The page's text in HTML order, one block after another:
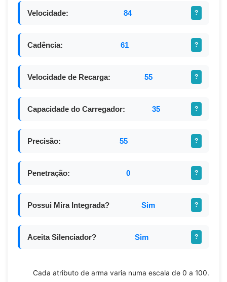
Velocidade: 84 ?
Cadência: 61 ?
Velocidade de Recarga: 55 ?
Capacidade do Carregador: 35 ?
Precisão: 55 ?
Penetração: 0 ?
Possui Mira Integrada? Sim ?
Aceita Silenciador? Sim ?
Cada atributo de arma varia numa escala de 0 a 100.